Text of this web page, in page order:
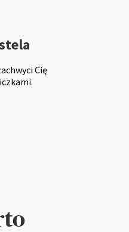
Cię